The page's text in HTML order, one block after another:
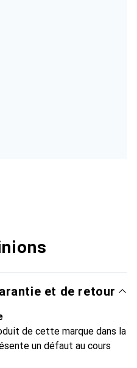
et de retour
de cette marque dans la
un défaut au cours